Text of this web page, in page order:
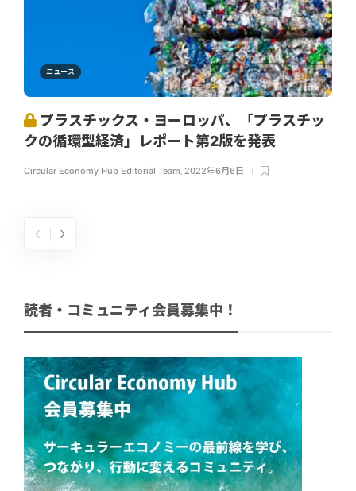
ニュース
プラスチックス・ヨーロッパ、「プラスチッ
クの循環型経済」レポート第2版を発表
Circular Economy Hub Editorial Team, 2022年6月6日
読者・コミュニティ会員募集中！